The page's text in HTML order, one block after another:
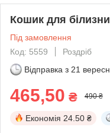
Кошик для
Під замовлення
Код: 5559
Роздріб
Відправка з 21
465,50 ₴ 490 ₴
Економія 24.50 ₴